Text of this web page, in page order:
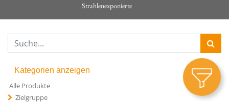
Strahlenexponierte
Kategorien anzeigen
Alle Produkte
Zielgruppe